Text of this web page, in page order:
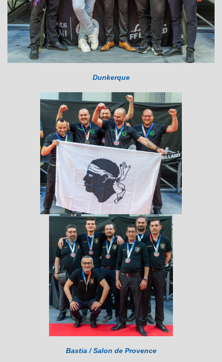
Dunkerque
Bastia / Salon de Provence